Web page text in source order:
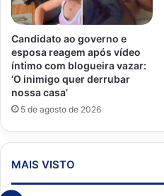
Candidato ao governo e
esposa reagem após vídeo
íntimo com blogueira vazar:
‘O inimigo quer derrubar
nossa casa’
5 de agosto de 2026
MAIS VISTO